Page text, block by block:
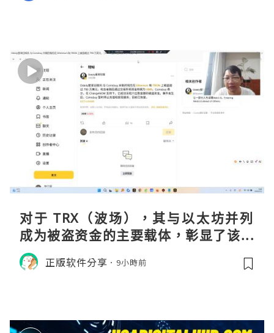
对于 TRX（波场），其与以太坊并列
成为被盗资金的主要载体，彰显了该网
络在加密金融领域的巨大流动性与渗透
率。黑客选择在波场上进行大规模操
正版软件分享 9小時前